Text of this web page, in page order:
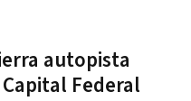
autopista
Federal